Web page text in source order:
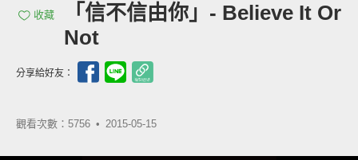
收藏
「信不信由你」- Believe It Or
Not
分享給好友：
觀看次數：5756 • 2015-05-15